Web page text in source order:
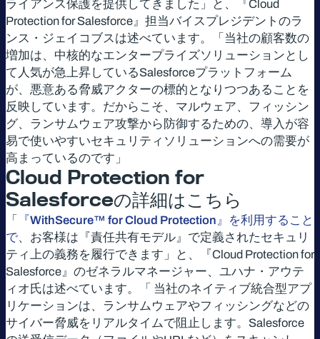
ライアンス保護を提供してきました」と、『Cloud
Protection for Salesforce』担当バイスプレジデントのラ
ンス・ジェイコブスは述べています。「当社の顧客数の
増加は、中核的なエンタープライズソリューションとし
て人気が急上昇しているSalesforceプラットフォーム
が、悪意ある脅威アクターの標的となりつつあることを
反映しています。だからこそ、マルウェア、フィッシン
グ、ランサムウェア攻撃から防御するための、導入が容
易で使いやすいセキュリティソリューションへの需要が
高まっているのです」
Cloud Protection for
Salesforceの詳細はこちら
「
『WithSecure™ for Cloud Protection』を利用すること
で、お客様は『責任共有モデル』で定義されたセキュリ
ティ上の義務を履行できます」と、『Cloud Protection for
Salesforce』のゼネラルマネージャー、ユハナ・アウテ
ィオ氏は述べています。「 当社のネイティブ統合型アプ
リケーションは、ランサムウェアやフィッシングなどの
サイバー脅威をリアルタイムで阻止します。Salesforce